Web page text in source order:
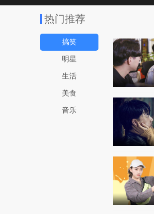
热门推荐
搞笑
明星
生活
美食
音乐